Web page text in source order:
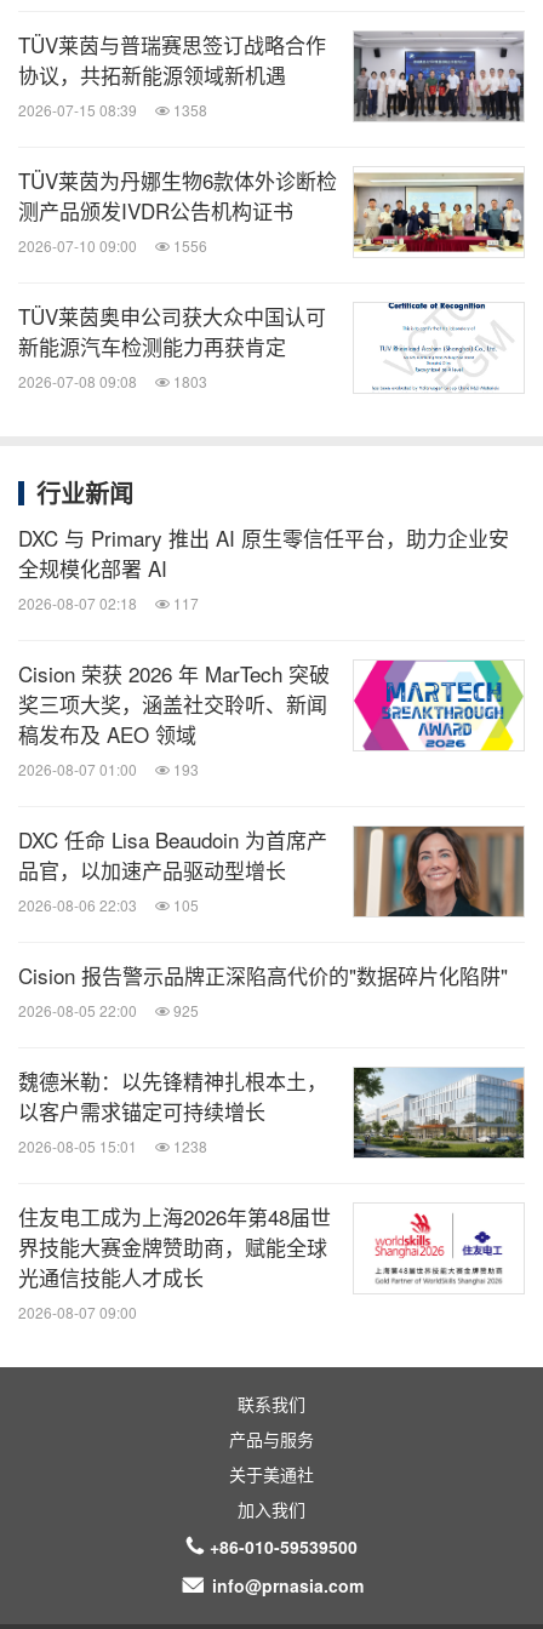
TÜV莱茵与普瑞赛思签订战略合作
协议，共拓新能源领域新机遇
2026-07-15 08:39 1358
TÜV莱茵为丹娜生物6款体外诊断检
测产品颁发IVDR公告机构证书
2026-07-10 09:00 1556
TÜV莱茵奥申公司获大众中国认可
新能源汽车检测能力再获肯定
2026-07-08 09:08 1803
行业新闻
DXC 与 Primary 推出 AI 原生零信任平台，助力企业安
全规模化部署 AI
2026-08-07 02:18 117
Cision 荣获 2026 年 MarTech 突破
奖三项大奖，涵盖社交聆听、新闻
稿发布及 AEO 领域
2026-08-07 01:00 193
DXC 任命 Lisa Beaudoin 为首席产
品官，以加速产品驱动型增长
2026-08-06 22:03 105
Cision 报告警示品牌正深陷高代价的"数据碎片化陷阱"
2026-08-05 22:00 925
魏德米勒：以先锋精神扎根本土，
以客户需求锚定可持续增长
2026-08-05 15:01 1238
住友电工成为上海2026年第48届世
界技能大赛金牌赞助商，赋能全球
光通信技能人才成长
2026-08-07 09:00
联系我们
产品与服务
关于美通社
加入我们
+86-010-59539500
info@prnasia.com